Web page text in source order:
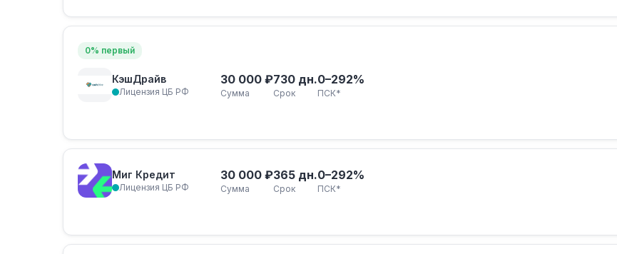
0% первый
КэшДрайв
Лицензия ЦБ РФ
30 000 ₽
Сумма
730 дн.
Срок
0–292%
ПСК*
Миг Кредит
Лицензия ЦБ РФ
30 000 ₽
Сумма
365 дн.
Срок
0–292%
ПСК*